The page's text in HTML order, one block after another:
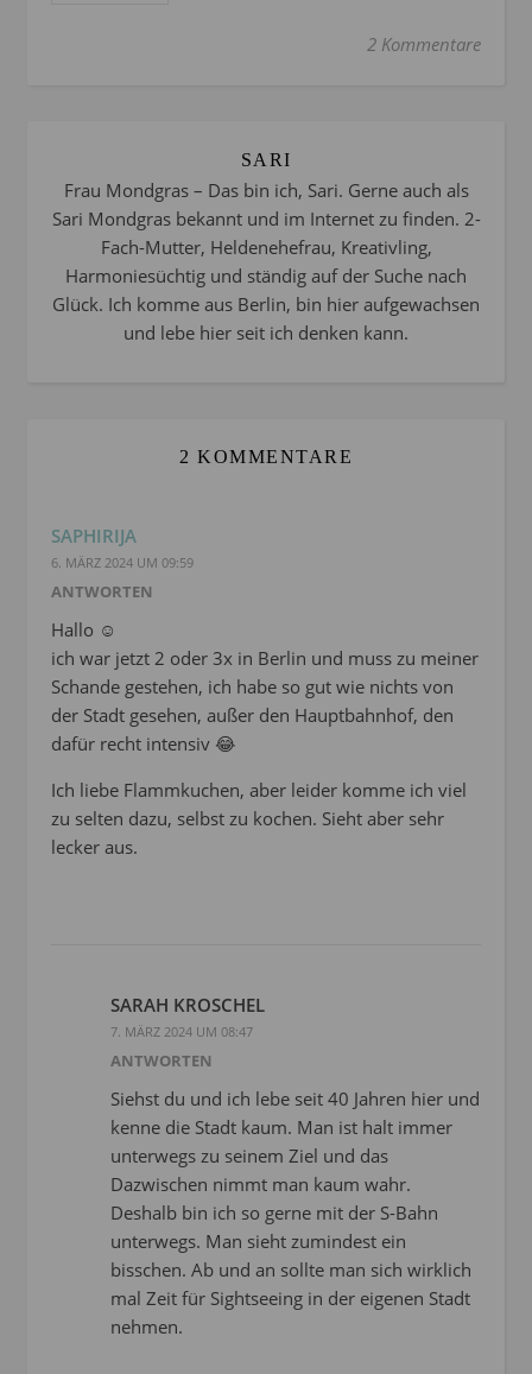
2 Kommentare
SARI
Frau Mondgras – Das bin ich, Sari. Gerne auch als
Sari Mondgras bekannt und im Internet zu finden. 2-
Fach-Mutter, Heldenehefrau, Kreativling,
Harmoniesüchtig und ständig auf der Suche nach
Glück. Ich komme aus Berlin, bin hier aufgewachsen
und lebe hier seit ich denken kann.
2 KOMMENTARE
SAPHIRIJA
6. MÄRZ 2024 UM 09:59
ANTWORTEN
Hallo ☺
ich war jetzt 2 oder 3x in Berlin und muss zu meiner
Schande gestehen, ich habe so gut wie nichts von
der Stadt gesehen, außer den Hauptbahnhof, den
dafür recht intensiv 😂
Ich liebe Flammkuchen, aber leider komme ich viel
zu selten dazu, selbst zu kochen. Sieht aber sehr
lecker aus.
SARAH KROSCHEL
7. MÄRZ 2024 UM 08:47
ANTWORTEN
Siehst du und ich lebe seit 40 Jahren hier und
kenne die Stadt kaum. Man ist halt immer
unterwegs zu seinem Ziel und das
Dazwischen nimmt man kaum wahr.
Deshalb bin ich so gerne mit der S-Bahn
unterwegs. Man sieht zumindest ein
bisschen. Ab und an sollte man sich wirklich
mal Zeit für Sightseeing in der eigenen Stadt
nehmen.